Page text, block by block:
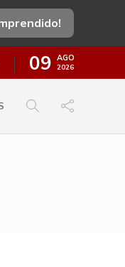
09 AGO
2026